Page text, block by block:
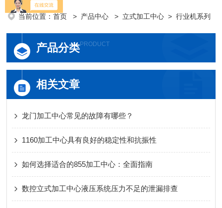
当前位置：首页 > 产品中心 > 立式加工中心 >行业机系列
产品分类PRODUCT
相关文章
龙门加工中心常见的故障有哪些？
1160加工中心具有良好的稳定性和抗振性
如何选择适合的855加工中心：全面指南
数控立式加工中心液压系统压力不足的泄漏排查